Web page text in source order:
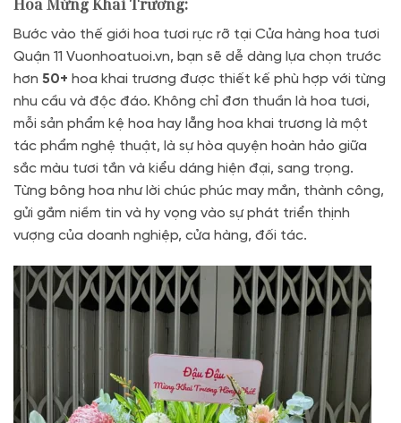
Hoa Mừng Khai Trương:
Bước vào thế giới hoa tươi rực rỡ tại Cửa hàng hoa tươi
Quận 11 Vuonhoatuoi.vn, bạn sẽ dễ dàng lựa chọn trước
hơn 50+ hoa khai trương được thiết kế phù hợp với từng
nhu cầu và độc đáo. Không chỉ đơn thuần là hoa tươi,
mỗi sản phẩm kệ hoa hay lẵng hoa khai trương là một
tác phẩm nghệ thuật, là sự hòa quyện hoàn hảo giữa
sắc màu tươi tắn và kiểu dáng hiện đại, sang trọng.
Từng bông hoa như lời chúc phúc may mắn, thành công,
gửi gắm niềm tin và hy vọng vào sự phát triển thịnh
vượng của doanh nghiệp, cửa hàng, đối tác.